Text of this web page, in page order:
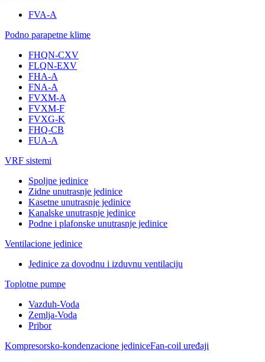
FVA-A
Podno parapetne klime
FHQN-CXV
FLQN-EXV
FHA-A
FNA-A
FVXM-A
FVXM-F
FVXG-K
FHQ-CB
FUA-A
VRF sistemi
Spoljne jedinice
Zidne unutrasnje jedinice
Kasetne unutrasnje jedinice
Kanalske unutrasnje jedinice
Podne i plafonske unutrasnje jedinice
Ventilacione jedinice
Jedinice za dovodnu i izduvnu ventilaciju
Toplotne pumpe
Vazduh-Voda
Zemlja-Voda
Pribor
Kompresorsko-kondenzacione jediniceFan-coil uređaji